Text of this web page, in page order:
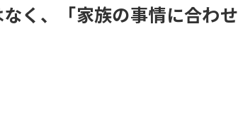
く、「家族の事情に合わせ